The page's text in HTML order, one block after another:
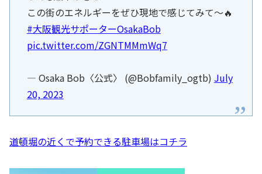
この街のエネルギーをぜひ現地で感じてみて～🔥
#大阪観光サポーターOsakaBob
pic.twitter.com/ZGNTMMmWq7
— Osaka Bob〈公式〉 (@Bobfamily_ogtb) July
20, 2023
道頓堀の近くで予約できる駐車場はコチラ